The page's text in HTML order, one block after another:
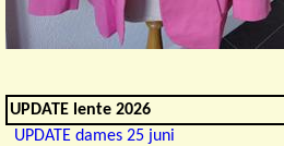
UPDATE lente 2026
UPDATE dames 25 juni